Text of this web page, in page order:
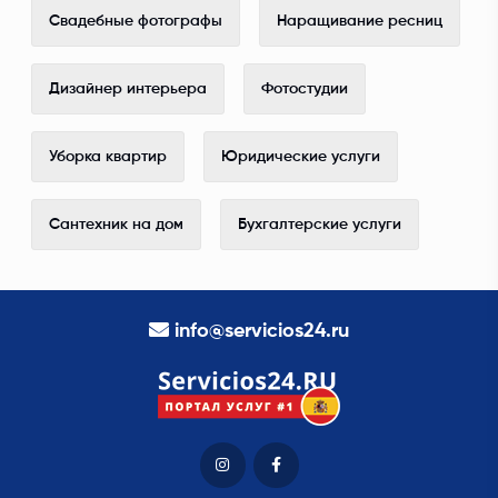
Свадебные фотографы Наращивание ресниц
Дизайнер интерьера Фотостудии
Уборка квартир Юридические услуги
Сантехник на дом Бухгалтерские услуги
info@servicios24.ru